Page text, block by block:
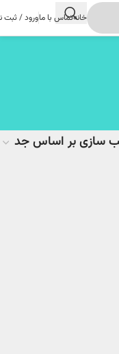
خانهتماس با ماورود / ثبت